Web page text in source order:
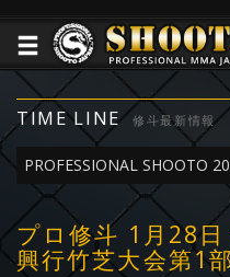
TIME LINE 修斗最新情報
PROFESSIONAL SHOOTO
プロ修斗 1月28
興行竹芝大会第1